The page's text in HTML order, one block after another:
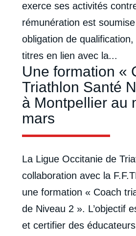
exerce ses activités
rémunération est
obligation de
titres en lien avec la...
Une formation «
Triathlon Santé
à Montpellier au
mars
La Ligue Occitanie de
collaboration avec la
une formation « Coach
de Niveau 2 ». L’objectif
et certifier des